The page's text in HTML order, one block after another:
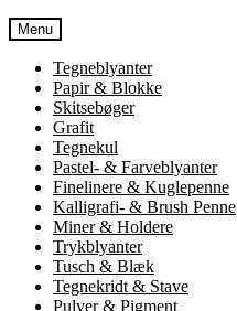
Menu
Tegneblyanter
Papir & Blokke
Skitsebøger
Grafit
Tegnekul
Pastel- & Farveblyanter
Finelinere & Kuglepenne
Kalligrafi- & Brush Penne
Miner & Holdere
Trykblyanter
Tusch & Blæk
Tegnekridt & Stave
Pulver & Pigment